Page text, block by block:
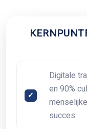
Digitale
en 90%
succes.